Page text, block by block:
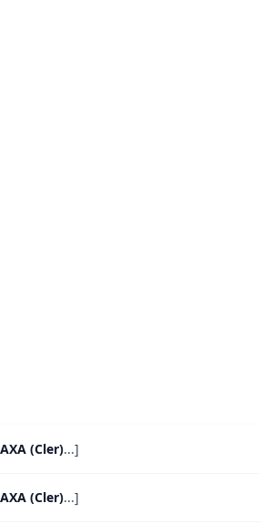
(Cler)...]
(Cler)...]